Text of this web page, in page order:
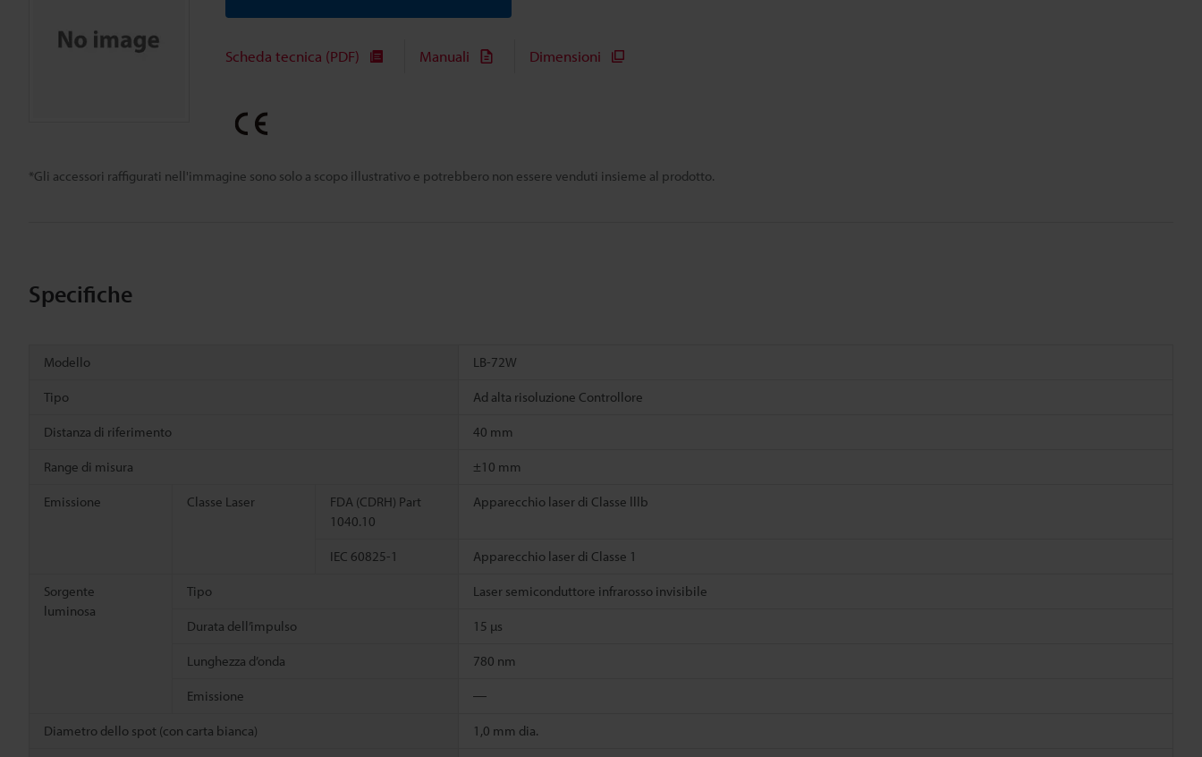
*Gli accessori raffigurati nell'immagine sono solo a scopo illustrativo e potrebbero non essere venduti insieme al prodotto.
Scheda tecnica (PDF) Manuali Dimensioni
Specifiche
Modello LB-72W
Tipo Ad alta risoluzione Controllore
Distanza di riferimento 40 mm
Range di misura ±10 mm
Emissione Classe Laser
FDA (CDRH) Part
1040.10
Apparecchio laser di Classe lllb
IEC 60825-1 Apparecchio laser di Classe 1
Sorgente
luminosa
Tipo Laser semiconduttore infrarosso invisibile
Durata dell’impulso 15 µs
Lunghezza d’onda 780 nm
Emissione ―
Diametro dello spot (con carta bianca) 1,0 mm dia.